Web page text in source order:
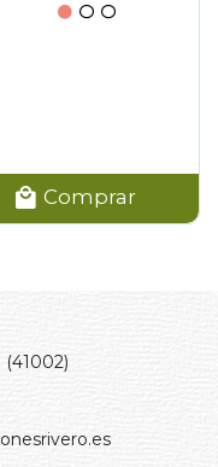
Comprar
(41002)